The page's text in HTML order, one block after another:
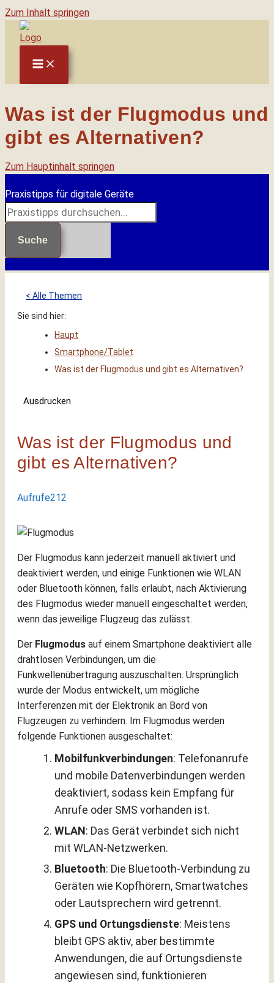
Zum Inhalt springen
Was ist der Flugmodus und
gibt es Alternativen?
Zum Hauptinhalt springen
Praxistipps für digitale Geräte
Suche
< Alle Themen
Sie sind hier:
Haupt
Smartphone/Tablet
Was ist der Flugmodus und gibt es Alternativen?
Ausdrucken
Was ist der Flugmodus und
gibt es Alternativen?
Aufrufe212
Der Flugmodus kann jederzeit manuell aktiviert und
deaktiviert werden, und einige Funktionen wie WLAN
oder Bluetooth können, falls erlaubt, nach Aktivierung
des Flugmodus wieder manuell eingeschaltet werden,
wenn das jeweilige Flugzeug das zulässt.
Der Flugmodus auf einem Smartphone deaktiviert alle
drahtlosen Verbindungen, um die
Funkwellenübertragung auszuschalten. Ursprünglich
wurde der Modus entwickelt, um mögliche
Interferenzen mit der Elektronik an Bord von
Flugzeugen zu verhindern. Im Flugmodus werden
folgende Funktionen ausgeschaltet:
Mobilfunkverbindungen: Telefonanrufe
und mobile Datenverbindungen werden
deaktiviert, sodass kein Empfang für
Anrufe oder SMS vorhanden ist.
WLAN: Das Gerät verbindet sich nicht
mit WLAN-Netzwerken.
Bluetooth: Die Bluetooth-Verbindung zu
Geräten wie Kopfhörern, Smartwatches
oder Lautsprechern wird getrennt.
GPS und Ortungsdienste: Meistens
bleibt GPS aktiv, aber bestimmte
Anwendungen, die auf Ortungsdienste
angewiesen sind, funktionieren